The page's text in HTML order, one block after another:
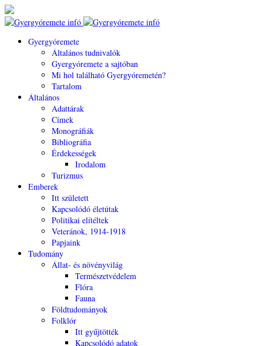
Gyergyóremete
Általános tudnivalók
Gyergyóremete a sajtóban
Mi hol található Gyergyóremetén?
Tartalom
Általános
Adattárak
Címek
Monográfiák
Bibliográfia
Érdekességek
Irodalom
Turizmus
Emberek
Itt született
Kapcsolódó életútak
Politikai elítéltek
Veteránok, 1914-1918
Papjaink
Tudomány
Állat- és növényvilág
Természetvédelem
Flóra
Fauna
Földtudományok
Folklór
Itt gyűjtötték
Kapcsolódó adatok